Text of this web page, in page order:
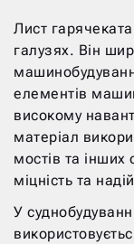
Лист
галузях. Він
елементів
високому
матеріал
мостів та інших
міцність та
У